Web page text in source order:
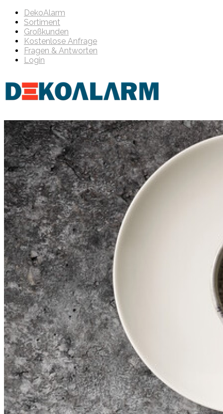
DekoAlarm
Sortiment
Großkunden
Kostenlose Anfrage
Fragen & Antworten
Login